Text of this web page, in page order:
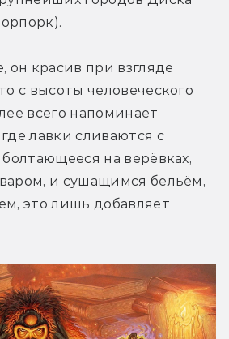
он красив при взгляде
с высоты человеческого
всего напоминает
лавки сливаются с
на верёвках,
и сушащимся бельём,
это лишь добавляет